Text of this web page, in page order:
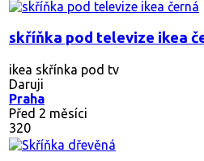
skříňka pod televize ikea
ikea skřínka pod tv
Daruji
Praha
Před 2 měsíci
320